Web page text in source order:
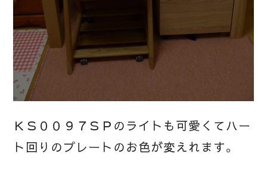
ＫＳ００９７ＳＰのライトも可愛くてハー
ト回りのプレートのお色が変えれます。